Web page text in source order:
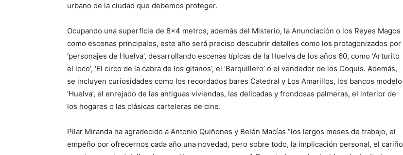
urbano de la ciudad que debemos proteger.
Ocupando una superficie de 8×4 metros, además del Misterio, la Anunciación o los Reyes Magos
como escenas principales, este año será preciso descubrir detalles como los protagonizados por
‘personajes de Huelva’, desarrollando escenas típicas de la Huelva de los años 60, como ‘Arturito
el loco’, ‘El circo de la cabra de los gitanos’, el ‘Barquillero’ o el vendedor de los Coquis. Además,
se incluyen curiosidades como los recordados bares Catedral y Los Amarillos, los bancos modelo
‘Huelva’, el enrejado de las antiguas viviendas, las delicadas y frondosas palmeras, el interior de
los hogares o las clásicas carteleras de cine.
Pilar Miranda ha agradecido a Antonio Quiñones y Belén Macías “los largos meses de trabajo, el
empeño por ofrecernos cada año una novedad, pero sobre todo, la implicación personal, el cariño